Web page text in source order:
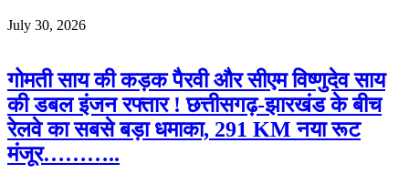
July 30, 2026
गोमती साय की कड़क पैरवी और सीएम विष्णुदेव साय
की डबल इंजन रफ्तार ! छत्तीसगढ़-झारखंड के बीच
रेलवे का सबसे बड़ा धमाका, 291 KM नया रूट
मंजूर………..